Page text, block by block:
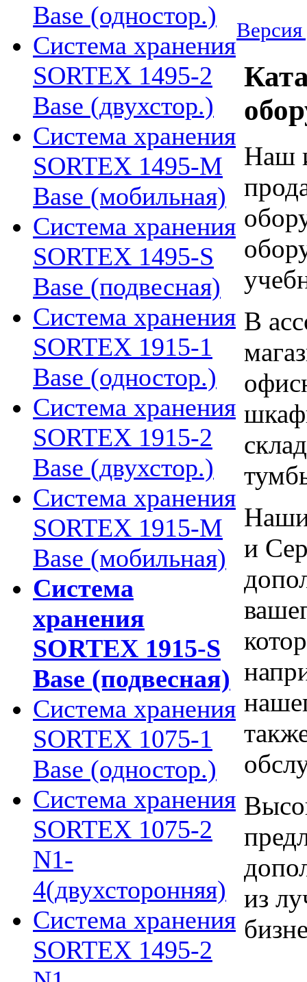
Base (одностор.)
Система хранения
SORTEX 1495-2
Base (двухстор.)
Система хранения
SORTEX 1495-M
Base (мобильная)
Система хранения
SORTEX 1495-S
Base (подвесная)
Система хранения
SORTEX 1915-1
Base (одностор.)
Система хранения
SORTEX 1915-2
Base (двухстор.)
Система хранения
SORTEX 1915-M
Base (мобильная)
Система
хранения
SORTEX 1915-S
Base (подвесная)
Система хранения
SORTEX 1075-1
Base (одностор.)
Система хранения
SORTEX 1075-2
N1-
4(двухсторонняя)
Система хранения
SORTEX 1495-2
Версия
Наш
В
и
из